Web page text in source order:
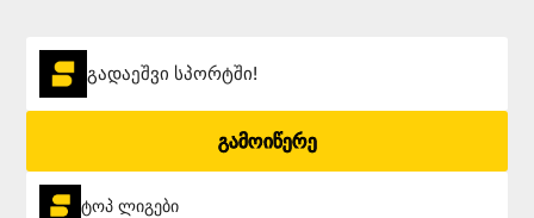
გადაეშვი სპორტში!
გამოიწერე
ტოპ ლიგები